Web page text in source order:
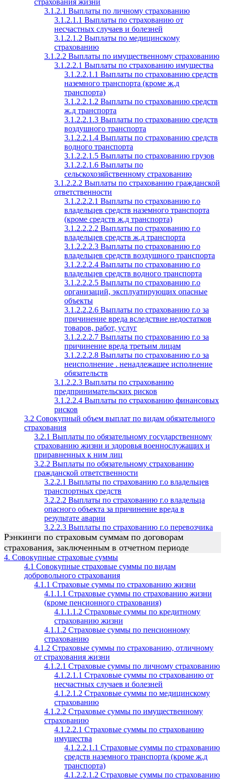
страхования жизни
3.1.2.1 Выплаты по личному страхованию
3.1.2.1.1 Выплаты по страхованию от
несчастных случаев и болезней
3.1.2.1.2 Выплаты по медицинскому
страхованию
3.1.2.2 Выплаты по имущественному страхованию
3.1.2.2.1 Выплаты по страхованию имущества
3.1.2.2.1.1 Выплаты по страхованию средств
наземного транспорта (кроме ж.д
транспорта)
3.1.2.2.1.2 Выплаты по страхованию средств
ж.д транспорта
3.1.2.2.1.3 Выплаты по страхованию средств
воздушного транспорта
3.1.2.2.1.4 Выплаты по страхованию средств
водного транспорта
3.1.2.2.1.5 Выплаты по страхованию грузов
3.1.2.2.1.6 Выплаты по
сельскохозяйственному страхованию
3.1.2.2.2 Выплаты по страхованию гражданской
ответственности
3.1.2.2.2.1 Выплаты по страхованию г.о
владельцев средств наземного транспорта
(кроме средств ж.д транспорта)
3.1.2.2.2.2 Выплаты по страхованию г.о
владельцев средств ж.д транспорта
3.1.2.2.2.3 Выплаты по страхованию г.о
владельцев средств воздушного транспорта
3.1.2.2.2.4 Выплаты по страхованию г.о
владельцев средств водного транспорта
3.1.2.2.2.5 Выплаты по страхованию г.о
организаций, эксплуатирующих опасные
объекты
3.1.2.2.2.6 Выплаты по страхованию г.о за
причинение вреда вследствие недостатков
товаров, работ, услуг
3.1.2.2.2.7 Выплаты по страхованию г.о за
причинение вреда третьим лицам
3.1.2.2.2.8 Выплаты по страхованию г.о за
неисполнение . ненадлежащее исполнение
обязательств
3.1.2.2.3 Выплаты по страхованию
предпринимательских рисков
3.1.2.2.4 Выплаты по страхованию финансовых
рисков
3.2 Совокупный объем выплат по видам обязательного
страхования
3.2.1 Выплаты по обязательному государственному
страхованию жизни и здоровья военнослужащих и
приравненных к ним лиц
3.2.2 Выплаты по обязательному страхованию
гражданской ответственности
3.2.2.1 Выплаты по страхованию г.о владельцев
транспортных средств
3.2.2.2 Выплаты по страхованию г.о владельца
опасного объекта за причинение вреда в
результате аварии
3.2.2.3 Выплаты по страхованию г.о перевозчика
Рэнкинги по страховым суммам по договорам
страхования, заключенным в отчетном периоде
4. Совокупные страховые суммы
4.1 Совокупные страховые суммы по видам
добровольного страхования
4.1.1 Страховые суммы по страхованию жизни
4.1.1.1 Страховые суммы по страхованию жизни
(кроме пенсионного страхования)
4.1.1.1.2 Страховые суммы по кредитному
страхованию жизни
4.1.1.2 Страховые суммы по пенсионному
страхованию
4.1.2 Страховые суммы по страхованию, отличному
от страхования жизни
4.1.2.1 Страховые суммы по личному страхованию
4.1.2.1.1 Страховые суммы по страхованию от
несчастных случаев и болезней
4.1.2.1.2 Страховые суммы по медицинскому
страхованию
4.1.2.2 Страховые суммы по имущественному
страхованию
4.1.2.2.1 Страховые суммы по страхованию
имущества
4.1.2.2.1.1 Страховые суммы по страхованию
средств наземного транспорта (кроме ж.д
транспорта)
4.1.2.2.1.2 Страховые суммы по страхованию